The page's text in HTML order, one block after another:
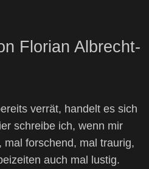
Florian Albrecht-
verrät, handelt es sich
schreibe ich, wenn mir
forschend, mal traurig,
auch mal lustig.